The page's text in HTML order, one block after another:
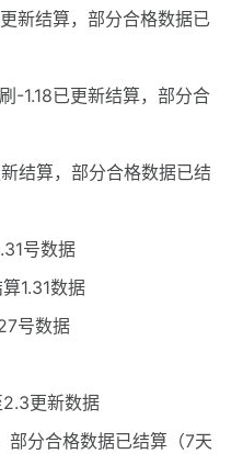
新结算，部分合格数据已
-1.18已更新结算，部分合
结算，部分合格数据已结
号数据
1.31数据
号数据
更新数据
部分合格数据已结算（7天